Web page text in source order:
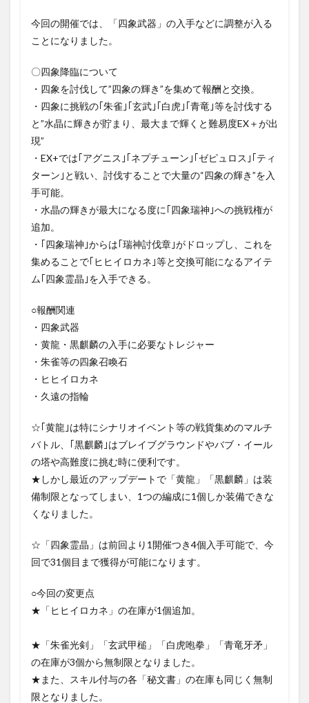
今回の開催では、「四象武器」の入手などに調整が入る
ことになりました。
〇四象降臨について
・四象を討伐して”四象の輝き”を集めて報酬と交換。
・四象に挑戦の｢朱雀｣｢玄武｣｢白虎｣｢青竜｣等を討伐する
と”水晶に輝きが貯まり、最大まで輝くと難易度EX＋が出
現”
・EX+では｢アグニス｣｢ネプチューン｣｢ゼピュロス｣｢ティ
ターン｣と戦い、討伐することで大量の“四象の輝き”を入
手可能。
・水晶の輝きが最大になる度に｢四象瑞神｣への挑戦権が
追加。
・｢四象瑞神｣からは｢瑞神討伐章｣がドロップし、これを
集めることで｢ヒヒイロカネ｣等と交換可能になるアイテ
ム｢四象霊晶｣を入手できる。
○報酬関連
・四象武器
・黄龍・黒麒麟の入手に必要なトレジャー
・朱雀等の四象召喚石
・ヒヒイロカネ
・久遠の指輪
☆｢黄龍｣は特にシナリオイベント等の戦貨集めのマルチ
バトル、｢黒麒麟｣はブレイブグラウンドやバブ・イール
の塔や高難度に挑む時に便利です。
★しかし最近のアップデートで「黄龍」「黒麒麟」は装
備制限となってしまい、1つの編成に1個しか装備できな
くなりました。
☆「四象霊晶」は前回より1開催つき4個入手可能で、今
回で31個目まで獲得が可能になります。
○今回の変更点
★「ヒヒイロカネ」の在庫が1個追加。
★ 「朱雀光剣」「玄武甲槌」「白虎咆拳」「青竜牙矛」
の在庫が3個から無制限となりました。
★また、スキル付与の各「秘文書」の在庫も同じく無制
限となりました。